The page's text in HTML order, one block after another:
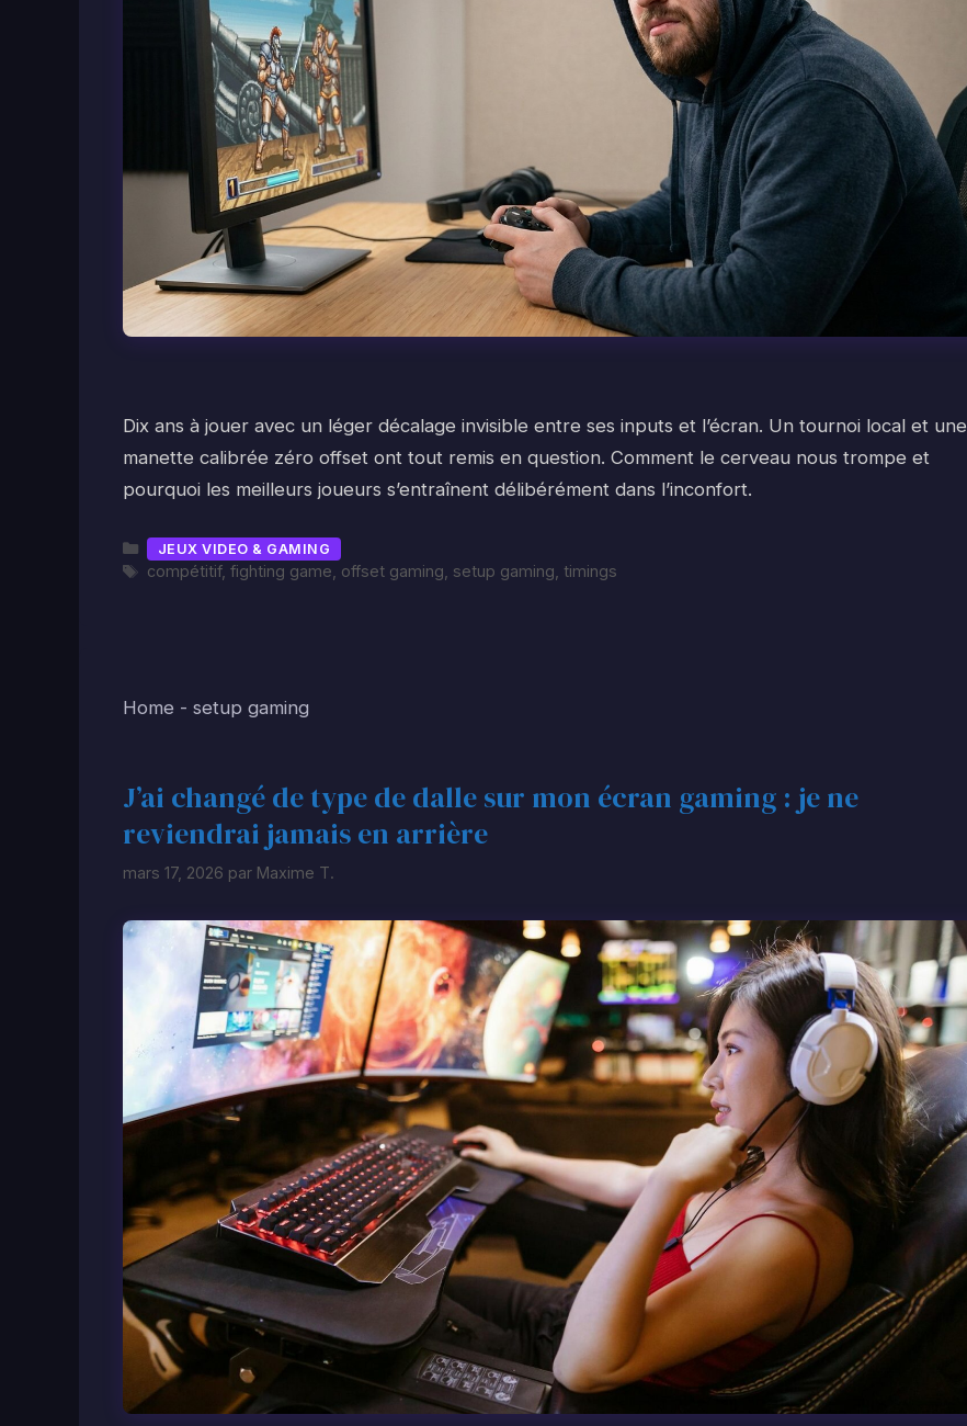
Dix ans à jouer avec un léger décalage invisible entre ses inputs et l’écran. Un tournoi local et une
manette calibrée zéro offset ont tout remis en question. Comment le cerveau nous trompe et
pourquoi les meilleurs joueurs s’entraînent délibérément dans l’inconfort.
Catégories
JEUX VIDEO & GAMING
Étiquettes
compétitif, fighting game offset gaming setup gaming timings
Home - setup gaming
J’ai changé de type de dalle sur mon écran gaming : je ne
reviendrai jamais en arrière
mars 17, 2026 par Maxime T.